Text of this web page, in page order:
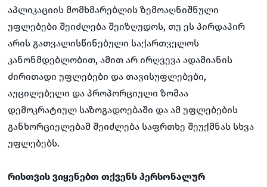
აპლიკაციის მომხმარებლის ზემოაღნიშნული
უფლებები შეიძლება შეიზღუდოს, თუ ეს პირდაპირ
არის გათვალისწინებული საქართველოს
კანონმდებლობით, ამით არ ირღვევა ადამიანის
ძირითადი უფლებები და თავისუფლებები,
აუცილებელი და პროპორციული ზომაა
დემოკრატიულ საზოგადოებაში და ამ უფლებების
განხორციელებამ შეიძლება საფრთხე შეუქმნას სხვა
უფლებებს.
რისთვის ვიყენებთ თქვენს პერსონალურ